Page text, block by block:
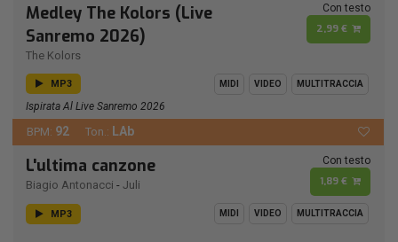
Medley The Kolors (Live
Sanremo 2026)
The Kolors
Con testo
2,99 €
MP3 MIDI VIDEO MULTITRACCIA
Ispirata Al Live Sanremo 2026
BPM: 92 Ton.: LAb
L'ultima canzone
Biagio Antonacci - Juli
Con testo
1,89 €
MP3 MIDI VIDEO MULTITRACCIA